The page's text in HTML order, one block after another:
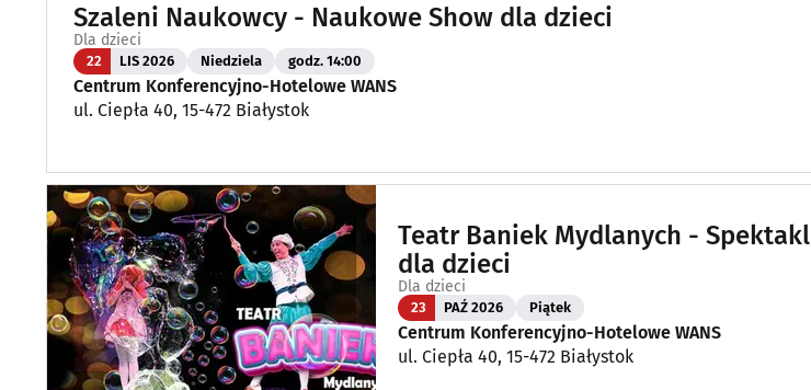
Szaleni Naukowcy - Naukowe Show dla dzieci
Dla dzieci
22 LIS 2026 Niedziela godz. 14:00
Centrum Konferencyjno-Hotelowe WANS
ul. Ciepła 40, 15-472 Białystok
Teatr Baniek Mydlanych - Spektakl
dla dzieci
Dla dzieci
23 PAŹ 2026 Piątek
Centrum Konferencyjno-Hotelowe WANS
ul. Ciepła 40, 15-472 Białystok